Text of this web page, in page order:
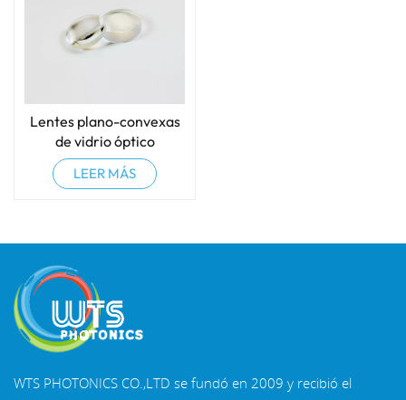
Lentes plano-convexas
de vidrio óptico
LEER MÁS
WTS PHOTONICS CO.,LTD se fundó en 2009 y recibió el